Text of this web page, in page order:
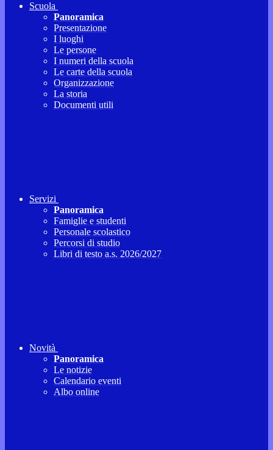
Scuola
Panoramica
Presentazione
I luoghi
Le persone
I numeri della scuola
Le carte della scuola
Organizzazione
La storia
Documenti utili
Servizi
Panoramica
Famiglie e studenti
Personale scolastico
Percorsi di studio
Libri di testo a.s. 2026/2027
Novità
Panoramica
Le notizie
Calendario eventi
Albo online